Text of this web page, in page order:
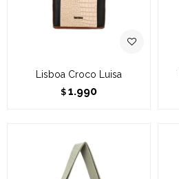
Lisboa Croco Luisa
$ 1.990